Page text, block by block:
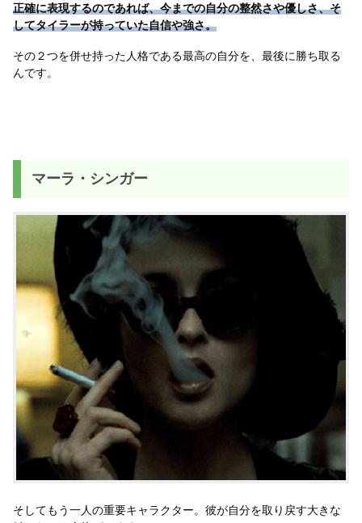
正確に表現するのであれば、今までの自分の整然さや優しさ、そ
してタイラーが持っていた自信や強さ。
その２つを併せ持った人格である最高の自分を、最後に勝ち取る
んです。
マーラ・シンガー
そしてもう一人の重要キャラクター。彼が自分を取り戻す大きな